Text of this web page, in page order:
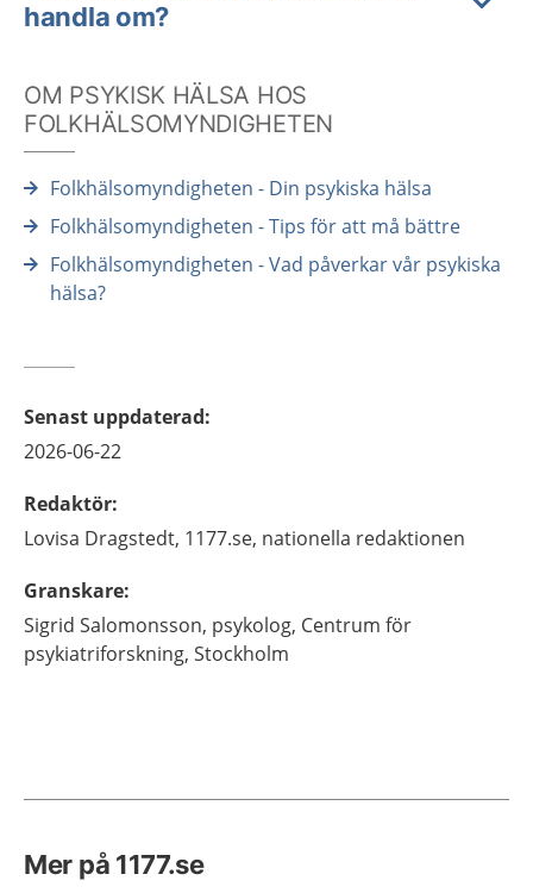
handla om?
OM PSYKISK HÄLSA HOS
FOLKHÄLSOMYNDIGHETEN
Folkhälsomyndigheten - Din psykiska hälsa
Folkhälsomyndigheten - Tips för att må bättre
Folkhälsomyndigheten - Vad påverkar vår psykiska
hälsa?
Senast uppdaterad:
2026-06-22
Redaktör:
Lovisa Dragstedt, 1177.se, nationella redaktionen
Granskare:
Sigrid Salomonsson, psykolog, Centrum för
psykiatriforskning, Stockholm
Mer på 1177.se